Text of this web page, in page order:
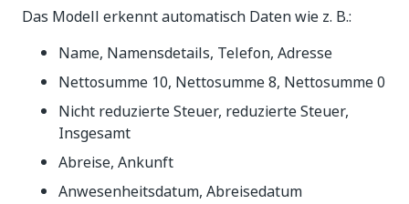
Das Modell erkennt automatisch Daten wie z. B.:
Name, Namensdetails, Telefon, Adresse
Nettosumme 10, Nettosumme 8, Nettosumme 0
Nicht reduzierte Steuer, reduzierte Steuer,
Insgesamt
Abreise, Ankunft
Anwesenheitsdatum, Abreisedatum